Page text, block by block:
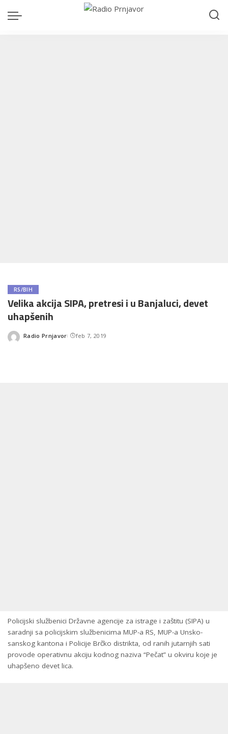
RS/BIH
Velika akcija SIPA, pretresi i u Banjaluci, devet
uhapšenih
Posted
Radio Prnjavor feb 7, 2019
Policijski službenici Državne agencije za istrage i zaštitu (SIPA) u
saradnji sa policijskim službenicima MUP-a RS, MUP-a Unsko-
sanskog kantona i Policije Brčko distrikta, od ranih jutarnjih sati
provode operativnu akciju kodnog naziva “Pečat” u okviru koje je
uhapšeno devet lica.